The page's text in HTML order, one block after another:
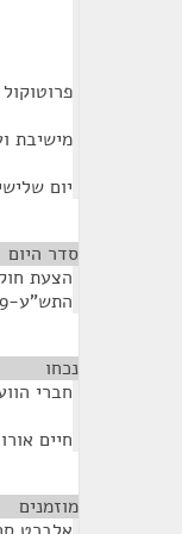
פרוטוקול
מישיבת
יום שלישי, י"ב
סדר היום
הצעת
התש"ע-2009
נכחו
חברי
חיים
מוזמנים